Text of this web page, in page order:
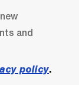
and
policy.